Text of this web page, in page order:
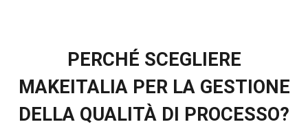
PERCHÉ SCEGLIERE
MAKEITALIA PER LA GESTIONE
DELLA QUALITÀ DI PROCESSO?